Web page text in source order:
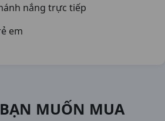
nắng trực tiếp
em
MUỐN MUA